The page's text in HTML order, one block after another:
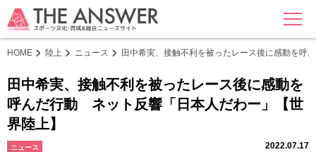
MENU
HOME 陸上 ニュース 田中希実、接触不利を被ったレース後に感動を
田中希実、接触不利を被ったレース後に感動を
呼んだ行動 ネット反響「日本人だわー」【世
界陸上】
ニュース 2022.07.17